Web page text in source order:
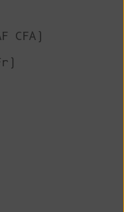
CFA)